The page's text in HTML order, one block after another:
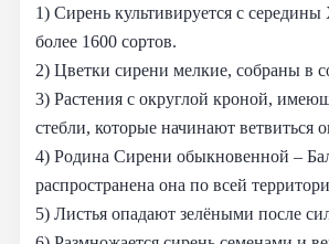
1) Сирень культивируется с
более 1600 сортов.
2) Цветки сирени мелкие, собраны в
3) Растения с округлой кроной,
стебли, которые начинают ветвиться
4) Родина Сирени обыкновенной –
распространена она по всей
5) Листья опадают зелёными после